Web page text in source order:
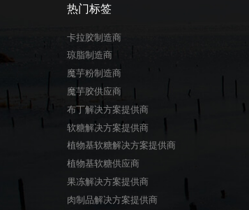
热门标签
卡拉胶制造商
琼脂制造商
魔芋粉制造商
魔芋胶供应商
布丁解决方案提供商
软糖解决方案提供商
植物基软糖解决方案提供商
植物基软糖供应商
果冻解决方案提供商
肉制品解决方案提供商